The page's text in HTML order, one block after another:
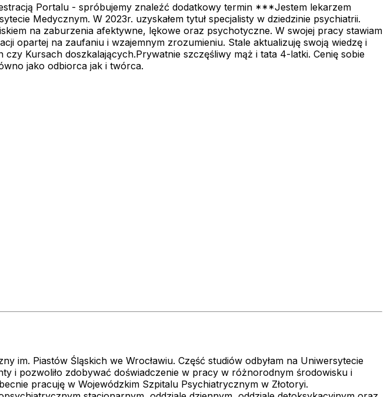
Portalu - spróbujemy znaleźć dodatkowy termin ***Jestem lekarzem
Medycznym. W 2023r. uzyskałem tytuł specjalisty w dziedzinie psychiatrii.
na zaburzenia afektywne, lękowe oraz psychotyczne. W swojej pracy stawiam
opartej na zaufaniu i wzajemnym zrozumieniu. Stale aktualizuję swoją wiedzę i
Kursach doszkalających.Prywatnie szczęśliwy mąż i tata 4-latki. Cenię sobie
jako odbiorca jak i twórca.
im. Piastów Śląskich we Wrocławiu. Część studiów odbyłam na Uniwersytecie
i pozwoliło zdobywać doświadczenie w pracy w różnorodnym środowisku i
pracuję w Wojewódzkim Szpitalu Psychiatrycznym w Złotoryi.